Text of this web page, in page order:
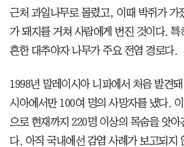
근처 과일나무로 몰렸고, 이때 박쥐가 가
가 돼지를 거쳐 사람에게 번진 것이다. 특
흔한 대추야자 나무가 주요 전염 경로다.
1998년 말레이시아 니파에서 처음 발견
시아에서만 100여 명의 사망자를 냈다.
으로 현재까지 220명 이상의 목숨을 앗아
다. 아직 국내에선 감염 사례가 보고되지